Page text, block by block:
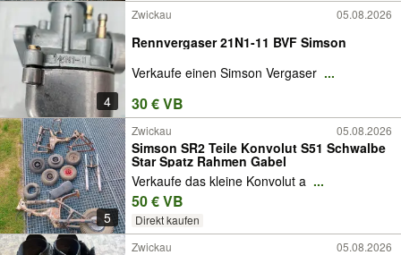
4
Zwickau 05.08.2026
Rennvergaser 21N1-11 BVF Simson
Verkaufe einen Simson Vergaser ...
30 € VB
5
Zwickau 05.08.2026
Simson SR2 Teile Konvolut S51 Schwalbe
Star Spatz Rahmen Gabel
Verkaufe das kleine Konvolut a ...
50 € VB
Direkt kaufen
Zwickau
05.08.2026